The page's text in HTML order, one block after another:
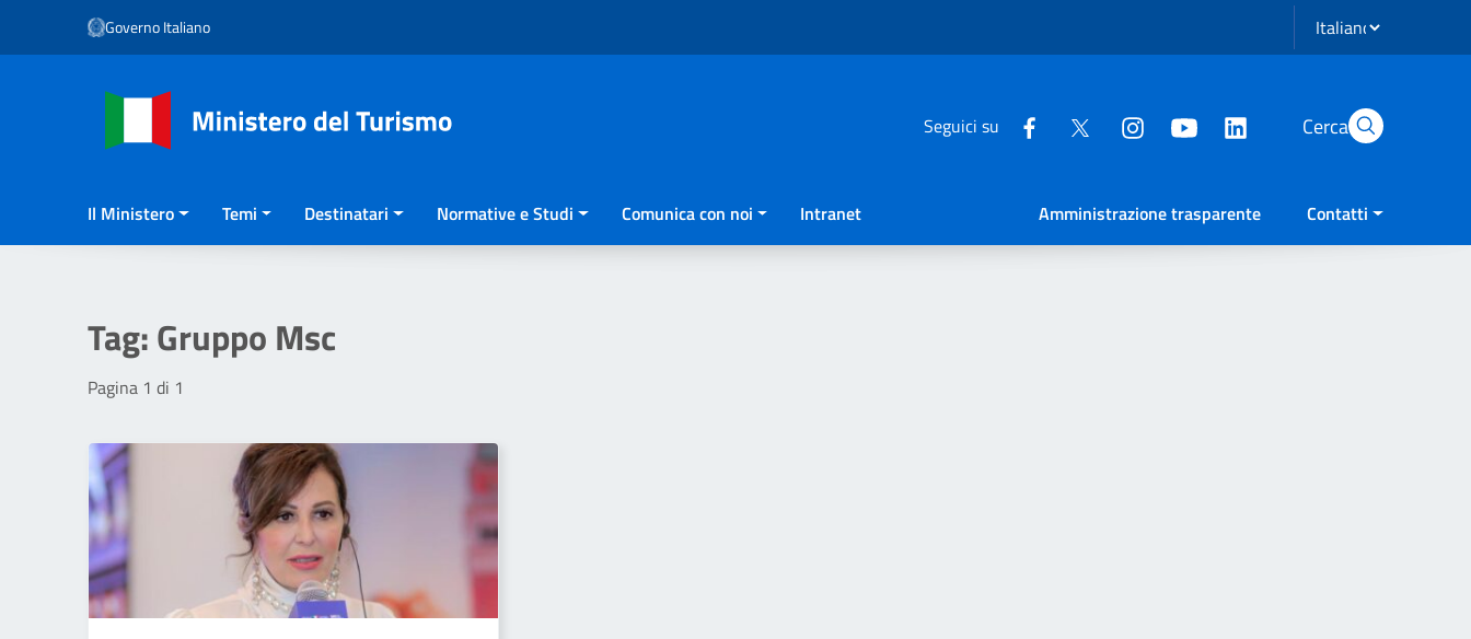
Vai ai contenuti
Vai al menu di navigazione
Governo Italiano Seleziona lingua
Seguici su Cerca
Il Ministero Temi Destinatari Normative e Studi Comunica con noi Intranet Amministrazione trasparente Contatti
Tag:Gruppo Msc
Pagina 1 di 1